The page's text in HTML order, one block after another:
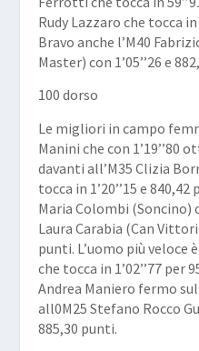
Rudy Lazzaro che tocca in
Bravo anche l’M40
Master) con 1’05’’26 e
100 dorso
Le migliori in campo
Manini che con 1’19’’80
davanti all’M35Clizia
tocca in 1’20’’15 e
Maria Colombi (Soncino)
Laura Carabia (Can
punti. L’uomo più veloce
che tocca in 1’02’’77 per
Andrea Maniero fermo
all0M25Stefano Rocco
885,30 punti.